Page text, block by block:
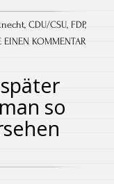
, CDU/CSU, FDP,
EINEN KOMMENTAR
so